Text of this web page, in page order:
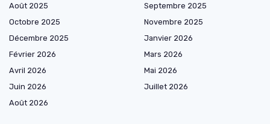
Août 2025
Septembre 2025
Octobre 2025
Novembre 2025
Décembre 2025
Janvier 2026
Février 2026
Mars 2026
Avril 2026
Mai 2026
Juin 2026
Juillet 2026
Août 2026